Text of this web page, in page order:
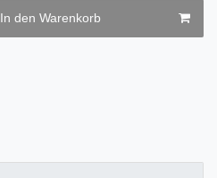
In den Warenkorb